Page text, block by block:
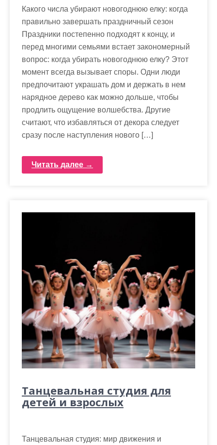
Какого числа убирают новогоднюю елку: когда
правильно завершать праздничный сезон
Праздники постепенно подходят к концу, и
перед многими семьями встает закономерный
вопрос: когда убирать новогоднюю елку? Этот
момент всегда вызывает споры. Одни люди
предпочитают украшать дом и держать в нем
нарядное дерево как можно дольше, чтобы
продлить ощущение волшебства. Другие
считают, что избавляться от декора следует
сразу после наступления нового […]
Читать далее →
Танцевальная студия для
детей и взрослых
Танцевальная студия: мир движения и